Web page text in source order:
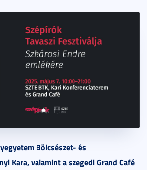
Bölcsészet- és
Kara, valamint a szegediGrand Café